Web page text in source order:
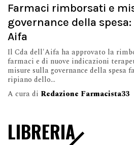
Farmaci rimborsati e
governance della
Aifa
Il Cda dell'Aifa ha approvato la
farmaci e di nuove indicazioni
misure sulla governance della spesa
ripiano dello...
A cura di Redazione Farmacista33
LIBRERIA